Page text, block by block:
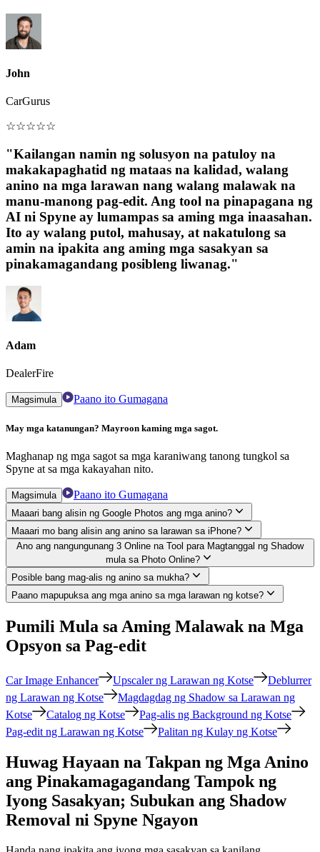
John
CarGurus
☆☆☆☆☆
"Kailangan namin ng solusyon na patuloy na
makakapaghatid ng mataas na kalidad, walang
anino na mga larawan nang walang malawak na
manu-manong pag-edit. Ang tool na pinapagana ng
AI ni Spyne ay lumampas sa aming mga inaasahan.
Ito ay walang putol, mahusay, at nakatulong sa
amin na ipakita ang aming mga sasakyan sa
pinakamagandang posibleng liwanag."
Adam
DealerFire
Magsimula Paano ito Gumagana
May mga katanungan? Mayroon kaming mga sagot.
Maghanap ng mga sagot sa mga karaniwang tanong tungkol sa
Spyne at sa mga kakayahan nito.
Magsimula Paano ito Gumagana
Maaari bang alisin ng Google Photos ang mga anino?
Maaari mo bang alisin ang anino sa larawan sa iPhone?
Ano ang nangungunang 3 Online na Tool para Magtanggal ng Shadow
mula sa Photo Online?
Posible bang mag-alis ng anino sa mukha?
Paano mapupuksa ang mga anino sa mga larawan ng kotse?
Pumili Mula sa Aming Malawak na Mga
Opsyon sa Pag-edit
Car Image Enhancer Upscaler ng Larawan ng Kotse
Deblurrer
ng Larawan ng Kotse
Magdagdag ng Shadow sa Larawan ng
Kotse
Catalog ng Kotse
Pag-alis ng Background ng Kotse
Pag-edit ng Larawan ng Kotse
Palitan ng Kulay ng Kotse
Huwag Hayaan na Takpan ng Mga Anino
ang Pinakamagagandang Tampok ng
Iyong Sasakyan; Subukan ang Shadow
Removal ni Spyne Ngayon